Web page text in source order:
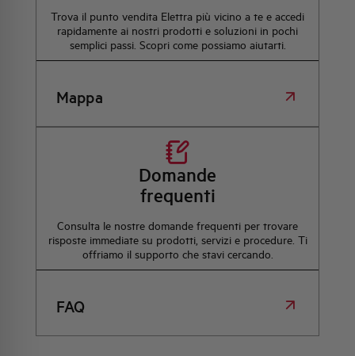
Trova il punto vendita Elettra più vicino a te e accedi
rapidamente ai nostri prodotti e soluzioni in pochi
semplici passi. Scopri come possiamo aiutarti.
Mappa
Domande
frequenti
Consulta le nostre domande frequenti per trovare
risposte immediate su prodotti, servizi e procedure. Ti
offriamo il supporto che stavi cercando.
FAQ